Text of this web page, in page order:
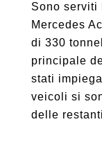
Sono serviti
Mercedes
di 330
principale
stati
veicoli si
delle